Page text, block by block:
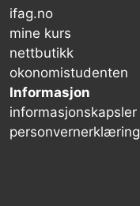
ifag.no
mine kurs
nettbutikk
okonomistudenten
Informasjon
informasjonskapsler
personvernerklæring